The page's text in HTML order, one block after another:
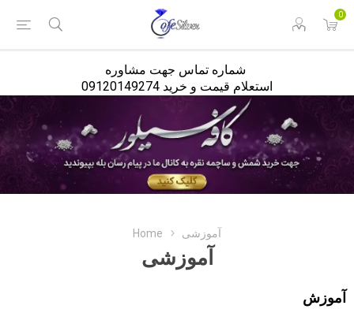
0
استعلام قیمت و خرید 09120149274
Home آموزشی
آموزشی
آموزش